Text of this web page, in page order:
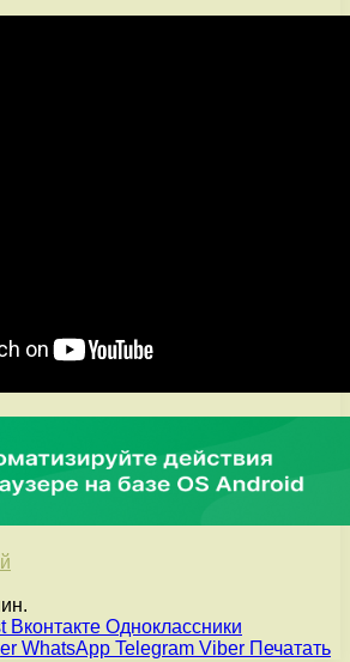
Вконтакте Одноклассники
WhatsApp Telegram Viber Печатать